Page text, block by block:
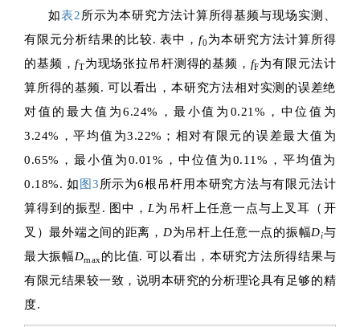
如表2 所示为本研究方法计算所得基频与现场实测、
有限元分析结果的比较. 表中，f0 为本研究方法计算所得
的基频，fT为现场张拉吊杆测得的基频， fF为有限元法计
算所得的基频. 可以看出，本研究方法相对实测的误差绝
对值的最大值为6.24%，最小值为0.21%，中位值为
3.24%，平均值为3.22%；相对有限元的误差最大值为
0.65%，最小值为0.01%，中位值为0.11%，平均值为
0.18%. 如 图 3 所示为6根吊杆用本研究方法与有限元法计
算得到的振型. 图中， L为吊杆上任意一点与上叉耳（开
叉）最外端之间的距离， D为吊杆上任意一点的振幅Di与
最大振幅Dmax 的比值. 可以看出，本研究方法所得结果与
有限元结果较一致，说明本研究的分析理论具有足够的精
度.